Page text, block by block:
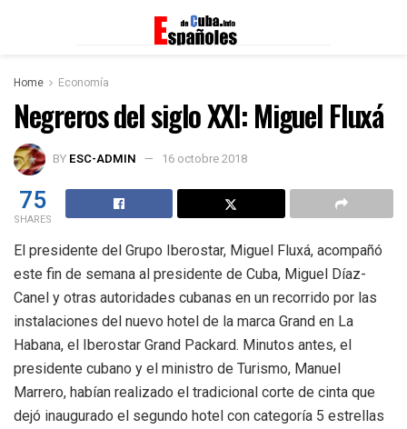
Home Economía
Negreros del siglo XXI: Miguel Fluxá
BY ESC-ADMIN 16 octobre 2018
75
SHARES
El presidente del Grupo Iberostar, Miguel Fluxá, acompañó
este fin de semana al presidente de Cuba, Miguel Díaz-
Canel y otras autoridades cubanas en un recorrido por las
instalaciones del nuevo hotel de la marca Grand en La
Habana, el Iberostar Grand Packard. Minutos antes, el
presidente cubano y el ministro de Turismo, Manuel
Marrero, habían realizado el tradicional corte de cinta que
dejó inaugurado el segundo hotel con categoría 5 estrellas